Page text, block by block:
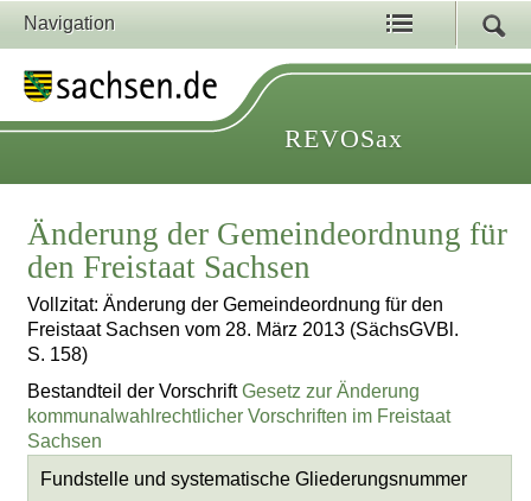
Navigation
REVOSax
Änderung der Gemeindeordnung für
den Freistaat Sachsen
Vollzitat: Änderung der Gemeindeordnung für den
Freistaat Sachsen vom 28. März 2013 (SächsGVBl.
S. 158)
Bestandteil der VorschriftGesetz zur Änderung
kommunalwahlrechtlicher Vorschriften im Freistaat
Sachsen
Fundstelle und systematische Gliederungsnummer